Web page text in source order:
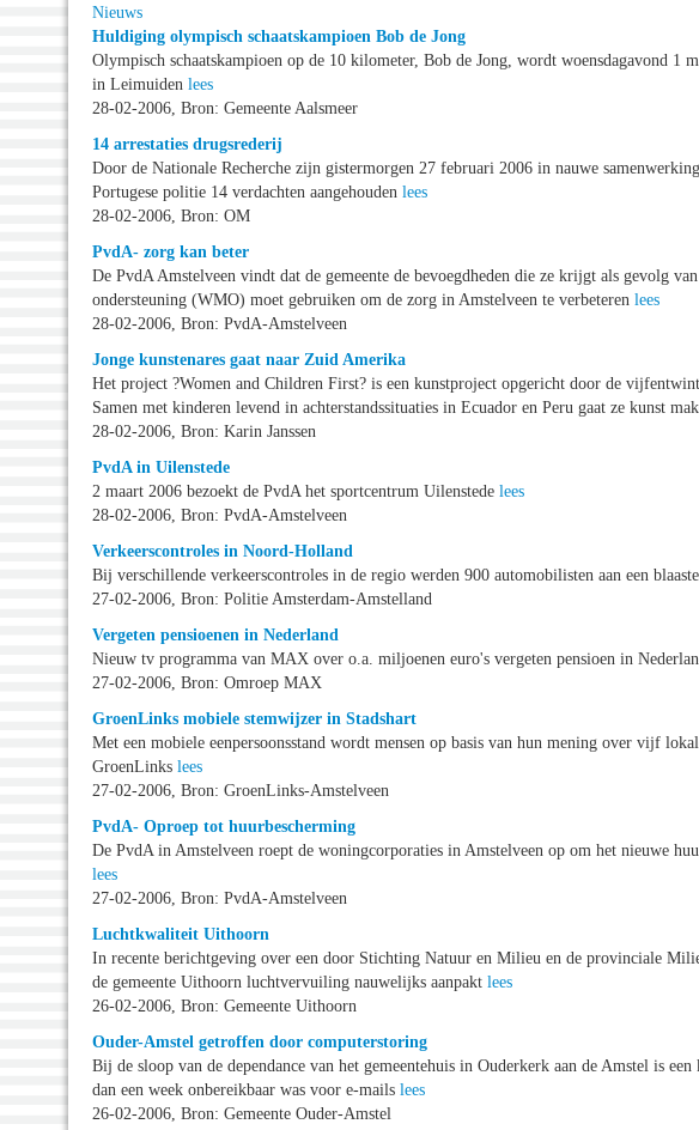
Nieuws
Huldiging olympisch schaatskampioen Bob de Jong
Olympisch schaatskampioen op de 10 kilometer, Bob de Jong, wordt woensdagavond 1
in Leimuiden lees
28-02-2006, Bron: Gemeente Aalsmeer
14 arrestaties drugsrederij
Door de Nationale Recherche zijn gistermorgen 27 februari 2006 in nauwe
Portugese politie 14 verdachten aangehouden lees
28-02-2006, Bron: OM
PvdA- zorg kan beter
De PvdA Amstelveen vindt dat de gemeente de bevoegdheden die ze krijgt als gevolg
ondersteuning (WMO) moet gebruiken om de zorg in Amstelveen te verbeteren lees
28-02-2006, Bron: PvdA-Amstelveen
Jonge kunstenares gaat naar Zuid Amerika
Het project ?Women and Children First? is een kunstproject opgericht door de
Samen met kinderen levend in achterstandssituaties in Ecuador en Peru gaat ze kunst
28-02-2006, Bron: Karin Janssen
PvdA in Uilenstede
2 maart 2006 bezoekt de PvdA het sportcentrum Uilenstede lees
28-02-2006, Bron: PvdA-Amstelveen
Verkeerscontroles in Noord-Holland
Bij verschillende verkeerscontroles in de regio werden 900 automobilisten aan een
27-02-2006, Bron: Politie Amsterdam-Amstelland
Vergeten pensioenen in Nederland
Nieuw tv programma van MAX over o.a. miljoenen euro's vergeten pensioen in
27-02-2006, Bron: Omroep MAX
GroenLinks mobiele stemwijzer in Stadshart
Met een mobiele eenpersoonsstand wordt mensen op basis van hun mening over vijf
GroenLinks lees
27-02-2006, Bron: GroenLinks-Amstelveen
PvdA- Oproep tot huurbescherming
De PvdA in Amstelveen roept de woningcorporaties in Amstelveen op om het nieuwe
lees
27-02-2006, Bron: PvdA-Amstelveen
Luchtkwaliteit Uithoorn
In recente berichtgeving over een door Stichting Natuur en Milieu en de provinciale
de gemeente Uithoorn luchtvervuiling nauwelijks aanpakt lees
26-02-2006, Bron: Gemeente Uithoorn
Ouder-Amstel getroffen door computerstoring
Bij de sloop van de dependance van het gemeentehuis in Ouderkerk aan de Amstel is
dan een week onbereikbaar was voor e-mails lees
26-02-2006, Bron: Gemeente Ouder-Amstel